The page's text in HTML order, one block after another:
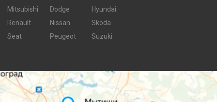
Mitsubishi
Renault
Seat
Dodge
Nissan
Peugeot
Hyundai
Skoda
Suzuki